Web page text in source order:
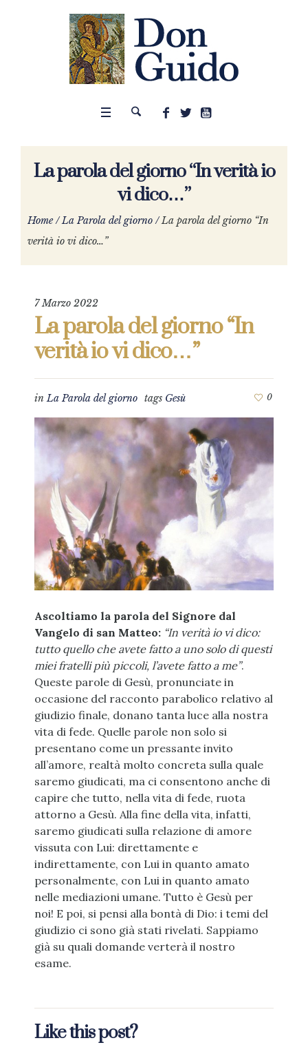
La parola del giorno “In verità io
vi dico…”
Home /La Parola del giorno /La parola del giorno “In
verità io vi dico…”
7 Marzo 2022
La parola del giorno “In
verità io vi dico…”
inLa Parola del giorno tags Gesù 0
Ascoltiamo la parola del Signore dal
Vangelo di san Matteo: “In verità io vi dico:
tutto quello che avete fatto a uno solo di questi
miei fratelli più piccoli, l’avete fatto a me”.
Queste parole di Gesù, pronunciate in
occasione del racconto parabolico relativo al
giudizio finale, donano tanta luce alla nostra
vita di fede. Quelle parole non solo si
presentano come un pressante invito
all’amore, realtà molto concreta sulla quale
saremo giudicati, ma ci consentono anche di
capire che tutto, nella vita di fede, ruota
attorno a Gesù. Alla fine della vita, infatti,
saremo giudicati sulla relazione di amore
vissuta con Lui: direttamente e
indirettamente, con Lui in quanto amato
personalmente, con Lui in quanto amato
nelle mediazioni umane. Tutto è Gesù per
noi! E poi, si pensi alla bontà di Dio: i temi del
giudizio ci sono già stati rivelati. Sappiamo
già su quali domande verterà il nostro
esame.
Like this post?